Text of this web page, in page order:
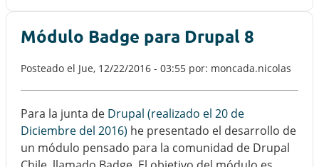
Módulo Badge para Drupal 8
Posteado el Jue, 12/22/2016 - 03:55 por: moncada.nicolas
Para la junta de Drupal (realizado el 20 de
Diciembre del 2016) he presentado el desarrollo de
un módulo pensado para la comunidad de Drupal